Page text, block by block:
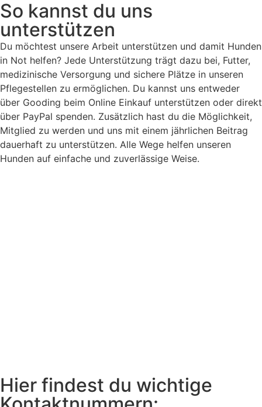
So kannst du uns
unterstützen
Du möchtest unsere Arbeit unterstützen und damit Hunden
in Not helfen? Jede Unterstützung trägt dazu bei, Futter,
medizinische Versorgung und sichere Plätze in unseren
Pflegestellen zu ermöglichen. Du kannst uns entweder
über Gooding beim Online Einkauf unterstützen oder direkt
über PayPal spenden. Zusätzlich hast du die Möglichkeit,
Mitglied zu werden und uns mit einem jährlichen Beitrag
dauerhaft zu unterstützen. Alle Wege helfen unseren
Hunden auf einfache und zuverlässige Weise.
Hier findest du wichtige